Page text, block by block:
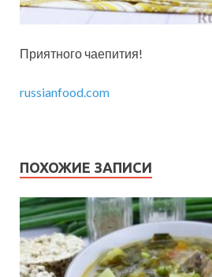
Приятного чаепития!
russianfood.com
ПОХОЖИЕ ЗАПИСИ